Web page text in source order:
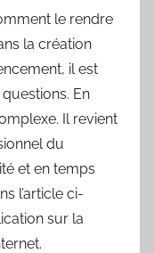
le rendre
la création
il est
En
Il revient
du
et en temps
l’article ci-
sur la